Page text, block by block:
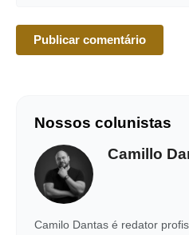
Nossos colunistas
Camillo
Camilo Dantas é redator